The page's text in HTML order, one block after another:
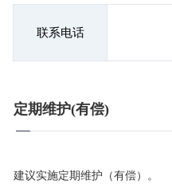
联系电话
定期维护(有偿)
建议实施定期维护（有偿）。